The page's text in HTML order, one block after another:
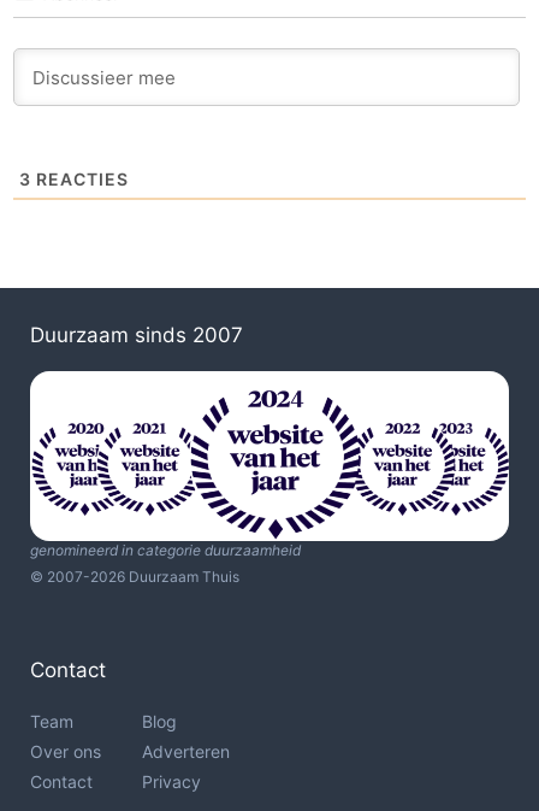
3 REACTIES
Duurzaam sinds 2007
genomineerd in categorie duurzaamheid
© 2007-2026 Duurzaam Thuis
Contact
Team
Over ons
Contact
Blog
Adverteren
Privacy